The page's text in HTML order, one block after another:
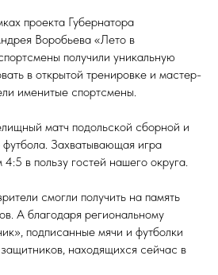
проекта Губернатора
Воробьева «Лето в
получили уникальную
в открытой тренировке и мастер-
именитые спортсмены.
матч подольской сборной и
футбола. Захватывающая игра
в пользу гостей нашего округа.
смогли получить на память
А благодаря региональному
подписанные мячи и футболки
находящихся сейчас в